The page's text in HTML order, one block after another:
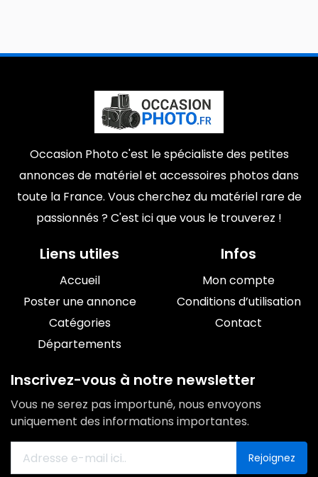
Occasion Photo c'est le spécialiste des petites
annonces de matériel et accessoires photos dans
toute la France. Vous cherchez du matériel rare de
passionnés ? C'est ici que vous le trouverez !
Liens utiles
Accueil
Poster une annonce
Catégories
Départements
Infos
Mon compte
Conditions d’utilisation
Contact
Inscrivez-vous à notre newsletter
Vous ne serez pas importuné, nous envoyons
uniquement des informations importantes.
Rejoignez